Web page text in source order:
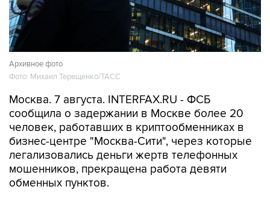
Архивное фото
Фото: Михаил Терещенко/ТАСС
Москва. 7 августа. INTERFAX.RU - ФСБ
сообщила о задержании в Москве более 20
человек, работавших в криптообменниках в
бизнес-центре "Москва-Сити", через которые
легализовались деньги жертв телефонных
мошенников, прекращена работа девяти
обменных пунктов.